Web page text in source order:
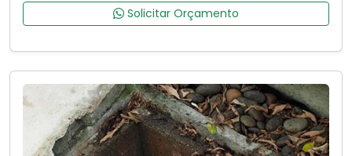
Solicitar Orçamento